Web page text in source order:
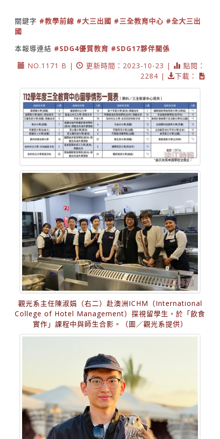
關鍵字 #教學前線 #大三出國 #三全教育中心 #全大三出
國
本報導連結 #SDG4優質教育 #SDG17夥伴關係
NO.1171 B |
更新時間：2023-10-23 |
點閱：
2284 |
下載：
觀光系主任陳淑娟（右二）赴澳洲ICHM（International
College of Hotel Management）探視留學生，於「飲食
實作」課程中與師生合影。（圖／觀光系提供）